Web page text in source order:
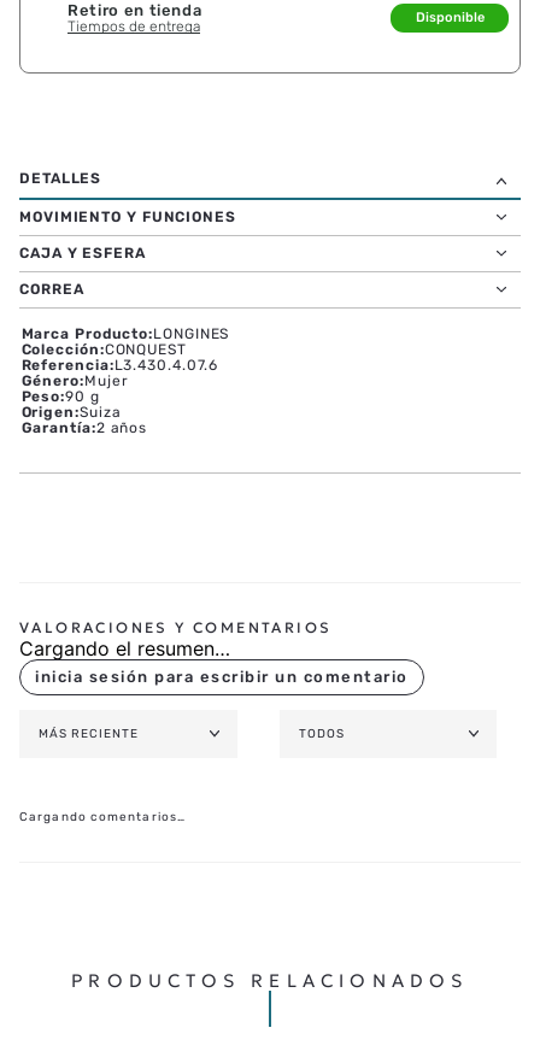
Retiro en tienda
Tiempos de entrega
Disponible
MOVIMIENTO Y FUNCIONES
CAJA Y ESFERA
CORREA
Marca Producto:LONGINES
Colección:CONQUEST
Referencia:L3.430.4.07.6
Género:Mujer
Peso:90 g
Origen:Suiza
Garantía:2 años
Cargando el resumen…
MÁS RECIENTE TODOS
Cargando comentarios…
PRODUCTOS RELACIONADOS